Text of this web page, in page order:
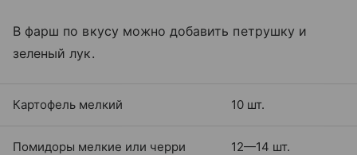
В фарш по вкусу можно добавить петрушку и
зеленый лук.
Картофель мелкий 10 шт.
Помидоры мелкие или черри 12—14 шт.